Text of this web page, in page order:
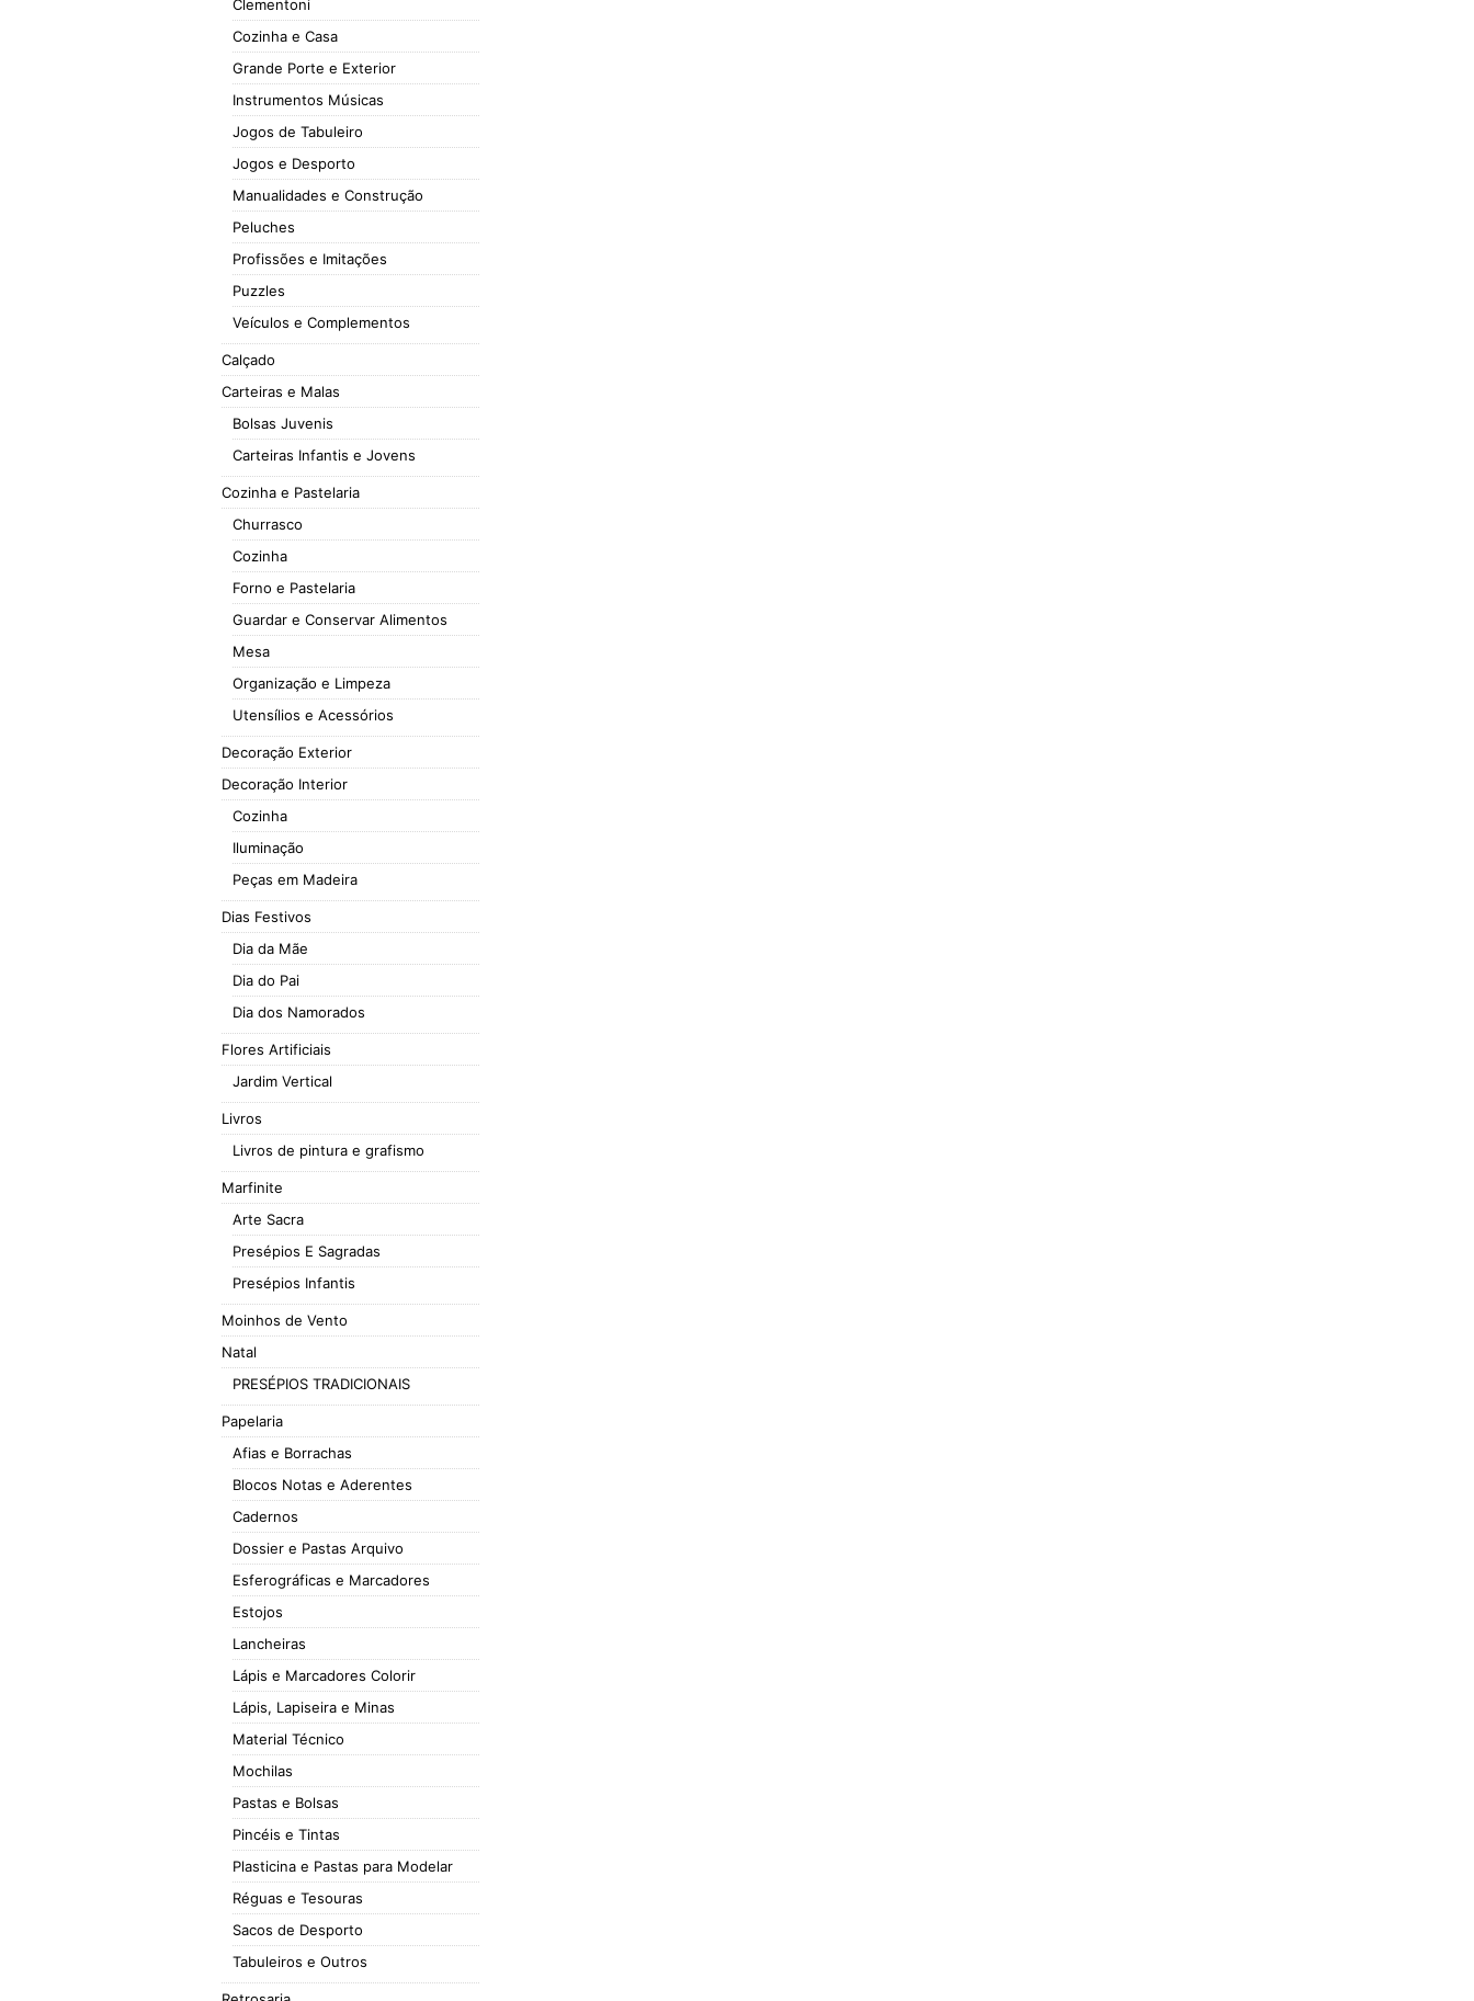
Clementoni
Cozinha e Casa
Grande Porte e Exterior
Instrumentos Músicas
Jogos de Tabuleiro
Jogos e Desporto
Manualidades e Construção
Peluches
Profissões e Imitações
Puzzles
Veículos e Complementos
Calçado
Carteiras e Malas
Bolsas Juvenis
Carteiras Infantis e Jovens
Cozinha e Pastelaria
Churrasco
Cozinha
Forno e Pastelaria
Guardar e Conservar Alimentos
Mesa
Organização e Limpeza
Utensílios e Acessórios
Decoração Exterior
Decoração Interior
Cozinha
Iluminação
Peças em Madeira
Dias Festivos
Dia da Mãe
Dia do Pai
Dia dos Namorados
Flores Artificiais
Jardim Vertical
Livros
Livros de pintura e grafismo
Marfinite
Arte Sacra
Presépios E Sagradas
Presépios Infantis
Moinhos de Vento
Natal
PRESÉPIOS TRADICIONAIS
Papelaria
Afias e Borrachas
Blocos Notas e Aderentes
Cadernos
Dossier e Pastas Arquivo
Esferográficas e Marcadores
Estojos
Lancheiras
Lápis e Marcadores Colorir
Lápis, Lapiseira e Minas
Material Técnico
Mochilas
Pastas e Bolsas
Pincéis e Tintas
Plasticina e Pastas para Modelar
Réguas e Tesouras
Sacos de Desporto
Tabuleiros e Outros